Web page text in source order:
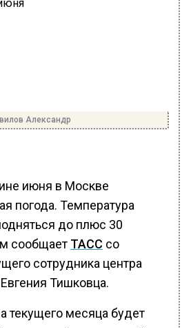
Александр
июня в Москве
погода. Температура
до плюс 30
сообщает ТАСС со
сотрудника центра
Тишковца.
текущего месяца будет